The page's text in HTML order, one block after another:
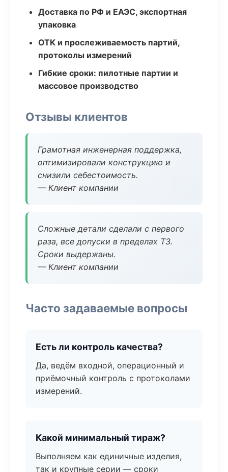
Доставка по РФ и ЕАЭС, экспортная
упаковка
ОТК и прослеживаемость партий,
протоколы измерений
Гибкие сроки: пилотные партии и
массовое производство
Отзывы клиентов
Грамотная инженерная поддержка,
оптимизировали конструкцию и
снизили себестоимость.
— Клиент компании
Сложные детали сделали с первого
раза, все допуски в пределах ТЗ.
Сроки выдержаны.
— Клиент компании
Часто задаваемые вопросы
Есть ли контроль качества?
Да, ведём входной, операционный и
приёмочный контроль с протоколами
измерений.
Какой минимальный тираж?
Выполняем как единичные изделия,
так и крупные серии — сроки